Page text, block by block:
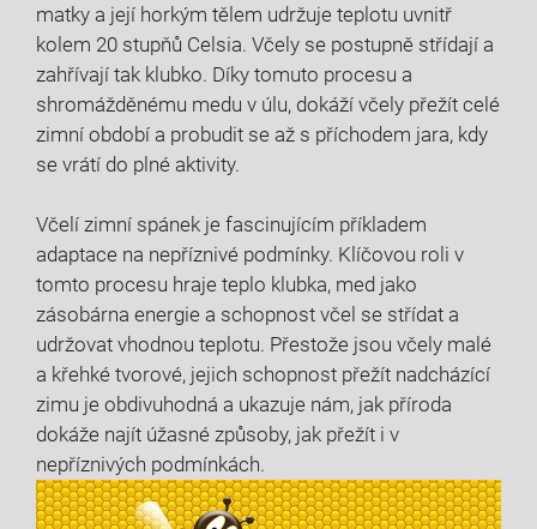
matky a její horkým tělem udržuje teplotu uvnitř
kolem 20 stupňů Celsia. Včely se postupně střídají a
zahřívají tak klubko. Díky tomuto procesu a
shromážděnému medu v úlu, dokáží včely přežít celé
zimní období a probudit se až s příchodem jara, kdy
se vrátí do plné aktivity.
Včelí zimní spánek je fascinujícím příkladem
adaptace na nepříznivé podmínky. Klíčovou roli v
tomto procesu hraje teplo klubka, med jako
zásobárna energie a schopnost včel se střídat a
udržovat vhodnou teplotu. Přestože jsou včely malé
a křehké tvorové, jejich schopnost přežít nadcházící
zimu je obdivuhodná a ukazuje nám, jak příroda
dokáže najít úžasné způsoby, jak přežít i v
nepříznivých podmínkách.